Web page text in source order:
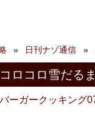
日刊ナゾ通信
ロコロ雪だる
バーガークッキング